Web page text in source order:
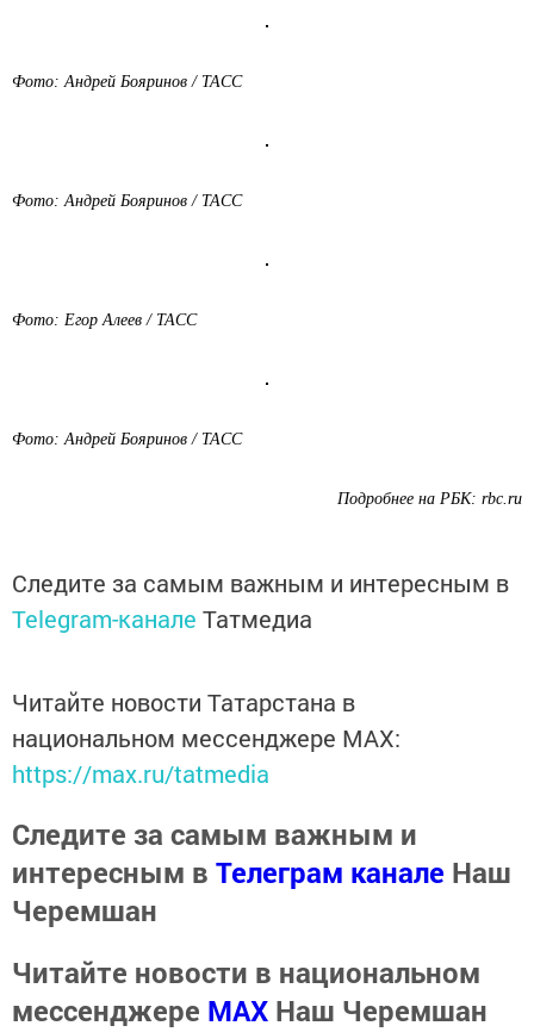
Фото: Андрей Бояринов / ТАСС
Фото: Андрей Бояринов / ТАСС
Фото: Егор Алеев / ТАСС
Фото: Андрей Бояринов / ТАСС
Подробнее на РБК: rbc.ru
Следите за самым важным и интересным в
Telegram-канале Татмедиа
Читайте новости Татарстана в
национальном мессенджере MАХ:
https://max.ru/tatmedia
Следите за самым важным и
интересным в Телеграм канале Наш
Черемшан
Читайте новости в национальном
мессенджере MАХ Наш Черемшан